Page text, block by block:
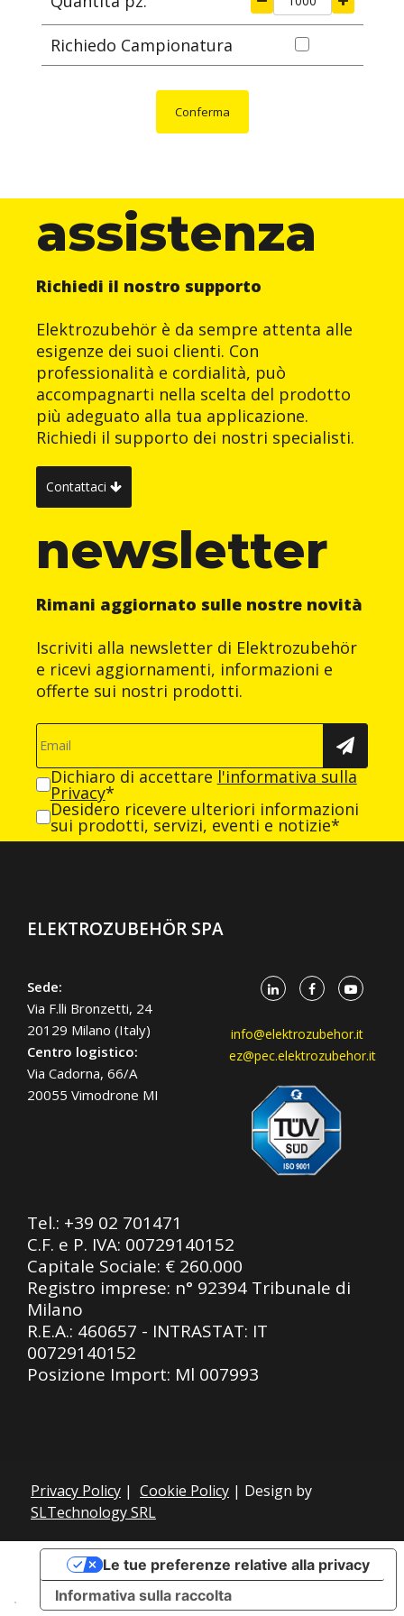
Richiedo Campionatura
Conferma
assistenza
Richiedi il nostro supporto
Elektrozubehör è da sempre attenta alle
esigenze dei suoi clienti. Con
professionalità e cordialità, può
accompagnarti nella scelta del prodotto
più adeguato alla tua applicazione.
Richiedi il supporto dei nostri specialisti.
Contattaci
newsletter
Rimani aggiornato sulle nostre novità
Iscriviti alla newsletter di Elektrozubehör
e ricevi aggiornamenti, informazioni e
offerte sui nostri prodotti.
Dichiaro di accettare l'informativa sulla
Privacy*
Desidero ricevere ulteriori informazioni
sui prodotti, servizi, eventi e notizie*
ELEKTROZUBEHÖR SPA
Sede:
Via F.lli Bronzetti, 24
20129 Milano (Italy)
Centro logistico:
Via Cadorna, 66/A
20055 Vimodrone MI
info@elektrozubehor.it
ez@pec.elektrozubehor.it
Tel.: +39 02 701471
C.F. e P. IVA: 00729140152
Capitale Sociale: € 260.000
Registro imprese: n° 92394 Tribunale di
Milano
R.E.A.: 460657 - INTRASTAT: IT
00729140152
Posizione Import: Ml 007993
Privacy Policy | Cookie Policy | Design by
SLTechnology SRL
Informativa sulla raccolta
Le tue preferenze relative alla privacy